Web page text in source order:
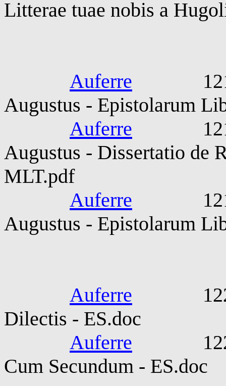
Litterae tuae nobis a
Auferre 1218-
Augustus - Epistolarum
Auferre 1218-
Augustus - Dissertatio de
MLT.pdf
Auferre 1218-
Augustus - Epistolarum
Auferre 1220-
Dilectis - ES.doc
Auferre 1220-
Cum Secundum - ES.doc